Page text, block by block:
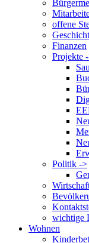
offene
Finanzen
Projekte
Politik ->
wichtige
Wohnen